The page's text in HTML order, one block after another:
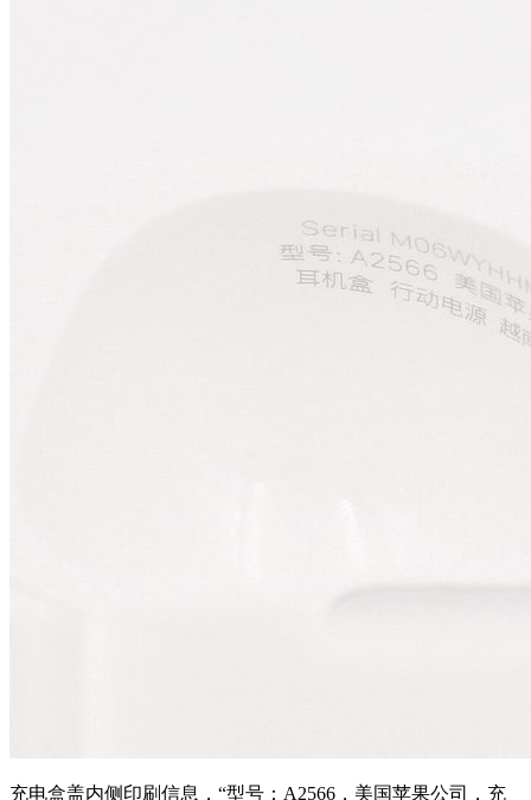
充电盒盖内侧印刷信息，“型号：A2566，美国苹果公司，充